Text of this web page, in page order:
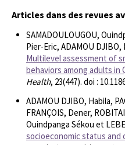
Articles dans des revues
SAMADOULOUGOU,
Pier-Eric, ADAMOU
Multilevel assessment of
behaviors among adults in
Health, 23(447). doi :
ADAMOU DJIBO, Habila,
FRANÇOIS, Dener,
Ouindpanga Sékou et
socioeconomic status and